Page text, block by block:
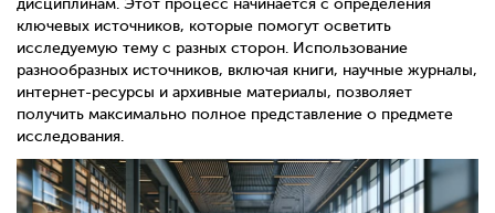
дисциплинам. Этот процесс начинается с определения
ключевых источников, которые помогут осветить
исследуемую тему с разных сторон. Использование
разнообразных источников, включая книги, научные журналы,
интернет-ресурсы и архивные материалы, позволяет
получить максимально полное представление о предмете
исследования.